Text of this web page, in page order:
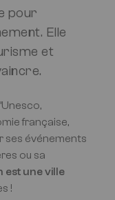
pour
Elle
et
française,
ses événements
ou sa
est une ville
!